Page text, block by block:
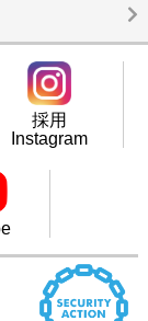
採用
Instagram